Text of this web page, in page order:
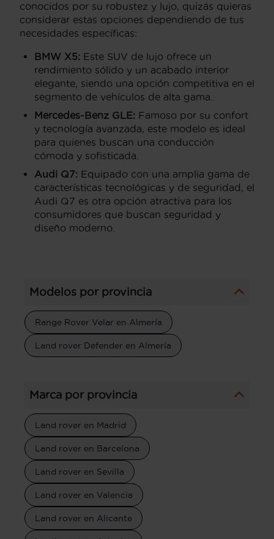
conocidos por su robustez y lujo, quizás quieras
considerar estas opciones dependiendo de tus
necesidades específicas:
BMW X5: Este SUV de lujo ofrece un
rendimiento sólido y un acabado interior
elegante, siendo una opción competitiva en el
segmento de vehículos de alta gama.
Mercedes-Benz GLE: Famoso por su confort
y tecnología avanzada, este modelo es ideal
para quienes buscan una conducción
cómoda y sofisticada.
Audi Q7: Equipado con una amplia gama de
características tecnológicas y de seguridad, el
Audi Q7 es otra opción atractiva para los
consumidores que buscan seguridad y
diseño moderno.
Modelos por provincia
Range Rover Velar en Almería
Land rover Defender en Almería
Marca por provincia
Land rover en Madrid
Land rover en Barcelona
Land rover en Sevilla
Land rover en Valencia
Land rover en Alicante